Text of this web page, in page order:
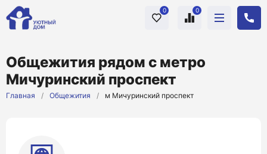
0 0
Общежития рядом с метро
Мичуринский проспект
Главная / Общежития / м Мичуринский проспект